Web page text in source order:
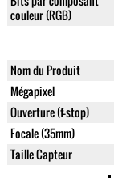
couleur (RGB)
Nom du Produit
Mégapixel
Ouverture (f-stop)
Focale (35mm)
Taille Capteur